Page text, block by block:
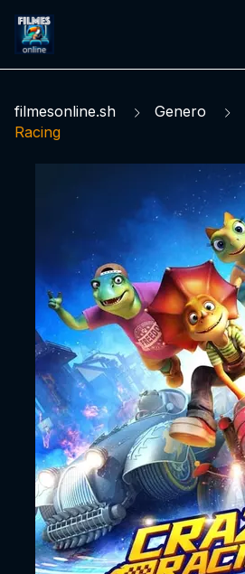
filmesonline.sh Genero
Racing